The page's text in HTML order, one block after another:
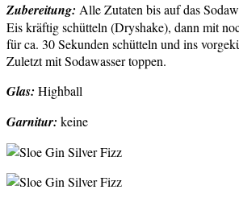
Zubereitung: Alle Zutaten bis auf das
Eis kräftig schütteln (Dryshake), dann mit
für ca. 30 Sekunden schütteln und ins
Zuletzt mit Sodawasser toppen.
Glas: Highball
Garnitur: keine